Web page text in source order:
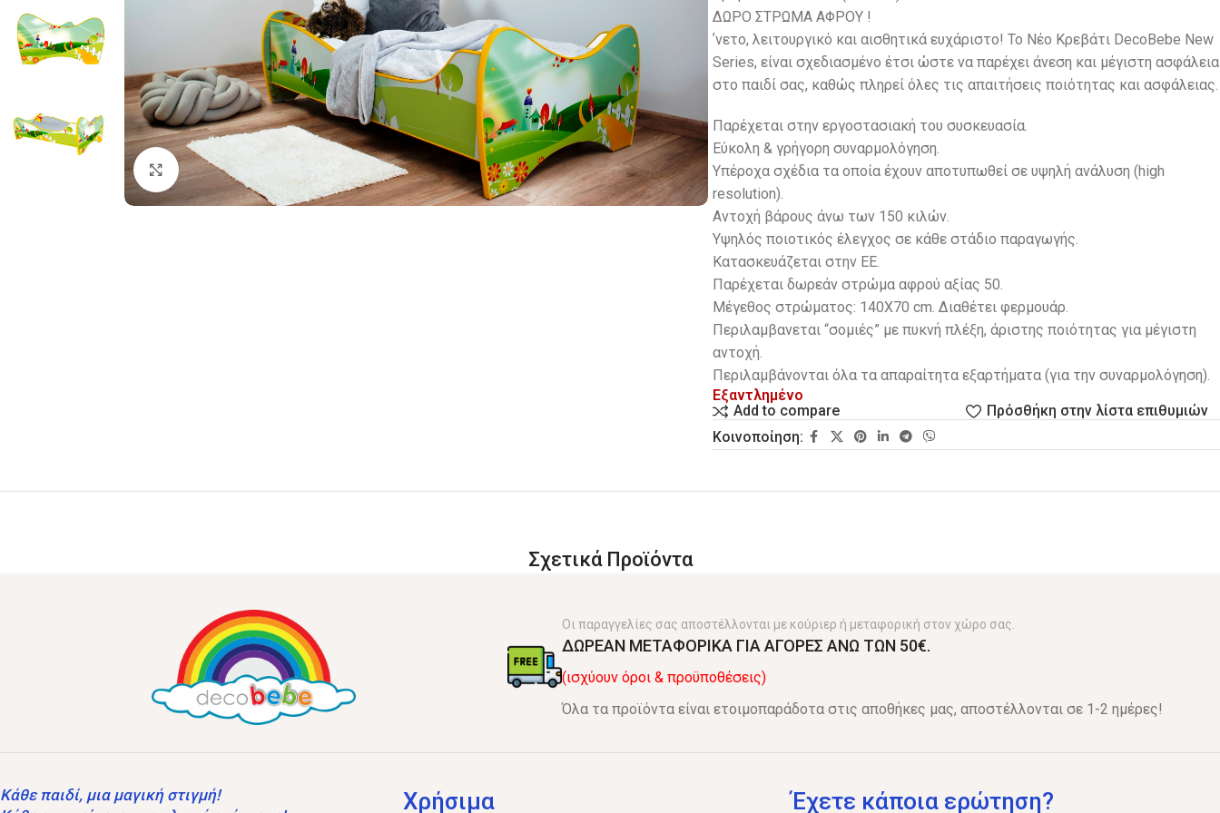
Κλικ για μεγέθυνση
ΔΩΡΟ ΣΤΡΩΜΑ ΑΦΡΟΥ !
ʼνετο, λειτουργικό και αισθητικά ευχάριστο! Το Νέο Κρεβάτι DecoBebe New
Series, είναι σχεδιασμένο έτσι ώστε να παρέχει άνεση και μέγιστη ασφάλεια
στο παιδί σας, καθώς πληρεί όλες τις απαιτήσεις ποιότητας και ασφάλειας.
Παρέχεται στην εργοστασιακή του συσκευασία.
Εύκολη & γρήγορη συναρμολόγηση.
Υπέροχα σχέδια τα οποία έχουν αποτυπωθεί σε υψηλή ανάλυση (high
resolution).
Αντοχή βάρους άνω των 150 κιλών.
Υψηλός ποιοτικός έλεγχος σε κάθε στάδιο παραγωγής.
Κατασκευάζεται στην ΕΕ.
Παρέχεται δωρεάν στρώμα αφρού αξίας 50.
Μέγεθος στρώματος: 140X70 cm. Διαθέτει φερμουάρ.
Περιλαμβανεται “σομιές” με πυκνή πλέξη, άριστης ποιότητας για μέγιστη
αντοχή.
Περιλαμβάνονται όλα τα απαραίτητα εξαρτήματα (για την συναρμολόγηση).
Εξαντλημένο
Add to compare
Πρόσθήκη στην λίστα επιθυμιών
Κοινοποίηση:
Σχετικά Προϊόντα
Οι παραγγελίες σας αποστέλλονται με κούριερ ή μεταφορική στον χώρο σας.
ΔΩΡΕΑΝ ΜΕΤΑΦΟΡΙΚΑ ΓΙΑ ΑΓΟΡΕΣ ΑΝΩ ΤΩΝ 50€.
(ισχύουν όροι & προϋποθέσεις)
Όλα τα προϊόντα είναι ετοιμοπαράδοτα στις αποθήκες μας, αποστέλλονται σε 1-2 ημέρες!
Κάθε παιδί, μια μαγική στιγμή!
Χρήσιμα Έχετε κάποια ερώτηση?